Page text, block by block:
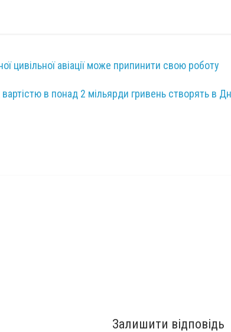
цивільної авіації може припинити свою роботу
вартістю в понад 2 мільярди гривень створять в
Залишити відповідь